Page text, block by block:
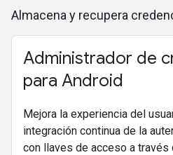
Almacena y recupera
Administrador de
para Android
Mejora la experiencia del
integración continua de la
con llaves de acceso a